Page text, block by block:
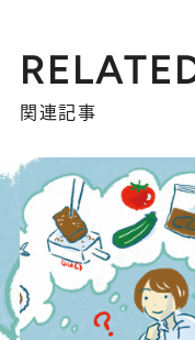
関連記事